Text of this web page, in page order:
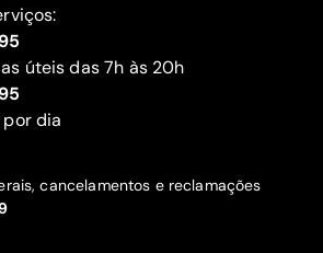
úteis das 7h às 20h
por dia
cancelamentos e reclamações